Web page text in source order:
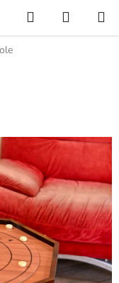
KeresésKOSÁR